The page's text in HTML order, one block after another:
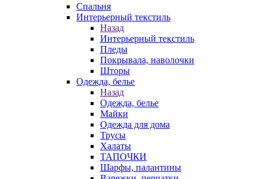
Спальня
Интерьерный текстиль
Назад
Интерьерный текстиль
Пледы
Покрывала, наволочки
Шторы
Одежда, белье
Назад
Одежда, белье
Майки
Одежда для дома
Трусы
Халаты
ТАПОЧКИ
Шарфы, палантины